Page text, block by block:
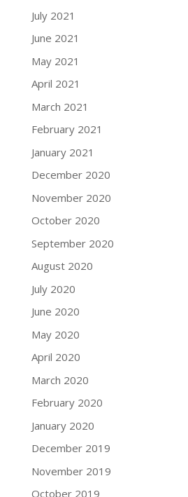
July 2021
June 2021
May 2021
April 2021
March 2021
February 2021
January 2021
December 2020
November 2020
October 2020
September 2020
August 2020
July 2020
June 2020
May 2020
April 2020
March 2020
February 2020
January 2020
December 2019
November 2019
October 2019